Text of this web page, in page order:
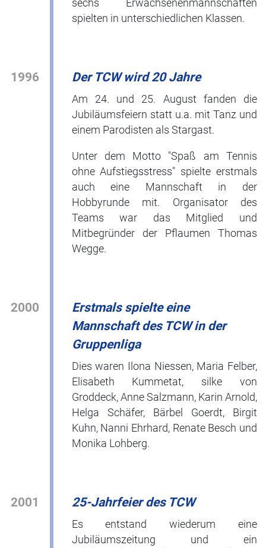
sechs Erwachsenenmannschaften
spielten in unterschiedlichen Klassen.
1996 Der TCW wird 20 Jahre
Am 24. und 25. August fanden die
Jubiläumsfeiern statt u.a. mit Tanz und
einem Parodisten als Stargast.
Unter dem Motto "Spaß am Tennis
ohne Aufstiegsstress" spielte erstmals
auch eine Mannschaft in der
Hobbyrunde mit. Organisator des
Teams war das Mitglied und
Mitbegründer der Pflaumen Thomas
Wegge.
2000
Erstmals spielte eine
Mannschaft des TCW in der
Gruppenliga
Dies waren Ilona Niessen, Maria Felber,
Elisabeth Kummetat, silke von
Groddeck, Anne Salzmann, Karin Arnold,
Helga Schäfer, Bärbel Goerdt, Birgit
Kuhn, Nanni Ehrhard, Renate Besch und
Monika Lohberg.
2001 25-Jahrfeier des TCW
Es entstand wiederum eine
Jubiläumszeitung und ein